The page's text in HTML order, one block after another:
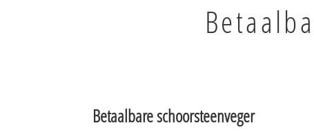
Betaalbare schoorsteenveger